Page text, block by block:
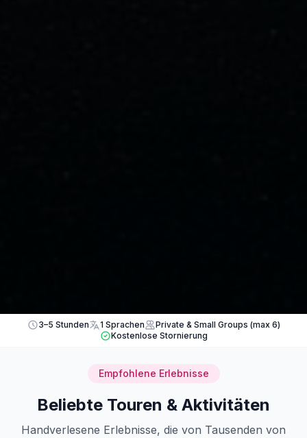
3–5 Stunden 1 Sprachen
Private & Small Groups (max 6)
Kostenlose Stornierung
Empfohlene Erlebnisse
Beliebte Touren & Aktivitäten
Handverlesene Erlebnisse, die von Tausenden von